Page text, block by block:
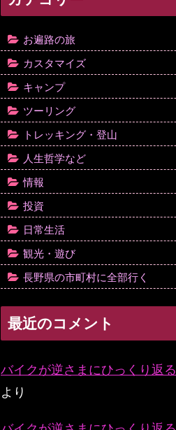
お遍路の旅
カスタマイズ
キャンプ
ツーリング
トレッキング・登山
人生哲学など
情報
投資
日常生活
観光・遊び
長野県の市町村に全部行く
最近のコメント
バイクが逆さまにひっくり返る
より